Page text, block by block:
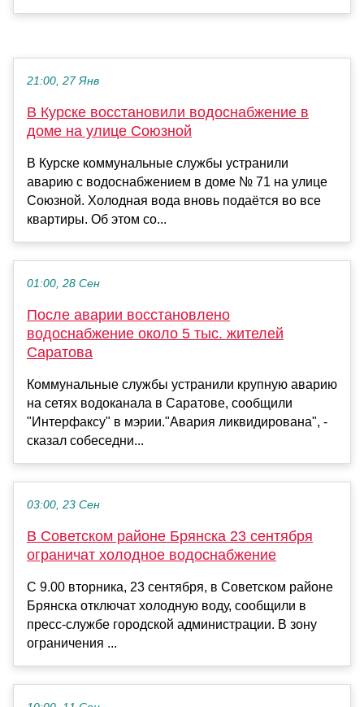
21:00, 27 Янв
В Курске восстановили водоснабжение в
доме на улице Союзной
В Курске коммунальные службы устранили
аварию с водоснабжением в доме № 71 на улице
Союзной. Холодная вода вновь подаётся во все
квартиры. Об этом со...
01:00, 28 Сен
После аварии восстановлено
водоснабжение около 5 тыс. жителей
Саратова
Коммунальные службы устранили крупную аварию
на сетях водоканала в Саратове, сообщили
"Интерфаксу" в мэрии."Авария ликвидирована", -
сказал собеседни...
03:00, 23 Сен
В Советском районе Брянска 23 сентября
ограничат холодное водоснабжение
С 9.00 вторника, 23 сентября, в Советском районе
Брянска отключат холодную воду, сообщили в
пресс-службе городской администрации. В зону
ограничения ...